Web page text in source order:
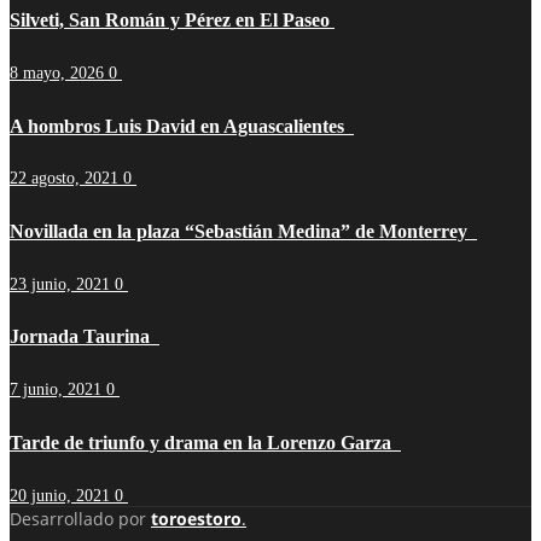
Silveti, San Román y Pérez en El Paseo
8 mayo, 2026 0
A hombros Luis David en Aguascalientes
22 agosto, 2021 0
Novillada en la plaza “Sebastián Medina” de Monterrey
23 junio, 2021 0
Jornada Taurina
7 junio, 2021 0
Tarde de triunfo y drama en la Lorenzo Garza
20 junio, 2021 0
Desarrollado por toroestoro.